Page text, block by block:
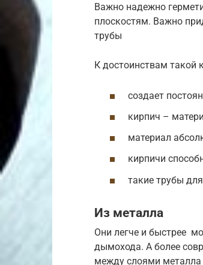
Важно надежно
плоскостям. Важно
трубы
К достоинствам такой
создает
кирпич –
материал
кирпичи
такие трубы
Из металла
Они легче и быстрее
дымохода. А более
между слоями металла